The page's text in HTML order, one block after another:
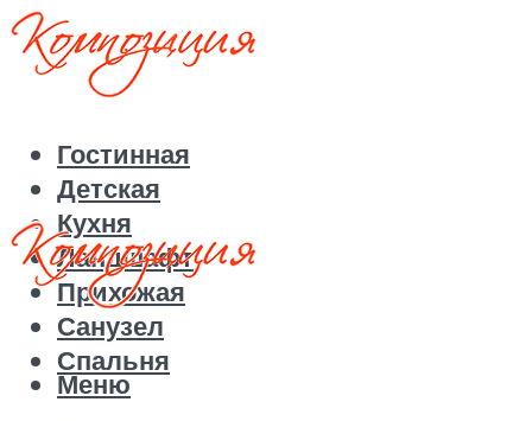
Гостинная
Детская
Кухня
Ландшафт
Прихожая
Санузел
Спальня
Меню